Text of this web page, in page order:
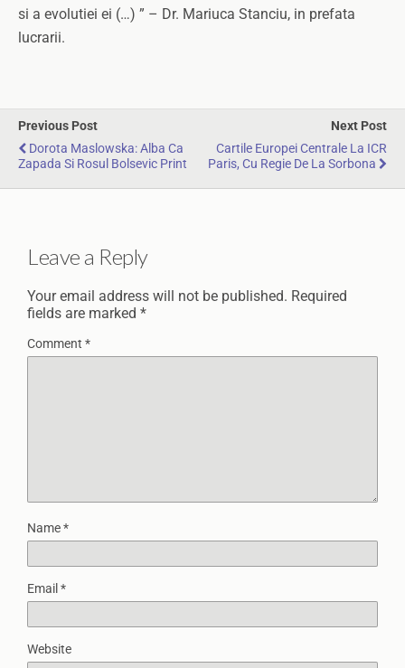
si a evolutiei ei (…) ” – Dr. Mariuca Stanciu, in prefata
lucrarii.
Previous Post
Dorota Maslowska: Alba Ca
Zapada Si Rosul Bolsevic Print
Next Post
Cartile Europei Centrale La ICR
Paris, Cu Regie De La Sorbona
Leave a Reply
Your email address will not be published. Required
fields are marked *
Comment *
Name*
Email *
Website